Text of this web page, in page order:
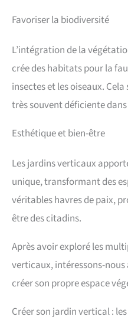
Favoriser la biodiversité
L’intégration de la
crée des habitats pour la
insectes et les oiseaux.
très souvent déficiente
Esthétique et bien-être
Les jardins verticaux
unique, transformant des
véritables havres de paix,
être des citadins.
Après avoir exploré les
verticaux, intéressons-
créer son propre espace
Créer son jardin vertical :